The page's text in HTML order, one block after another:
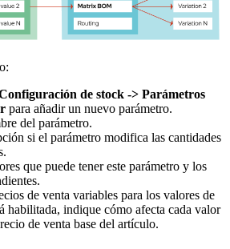
de stock -> Parámetros
para añadir un nuevo parámetro.
del parámetro.
si el parámetro modifica las cantidades
que puede tener este parámetro y los
de venta variables para los valores de
habilitada, indique cómo afecta cada valor
de venta base del artículo.